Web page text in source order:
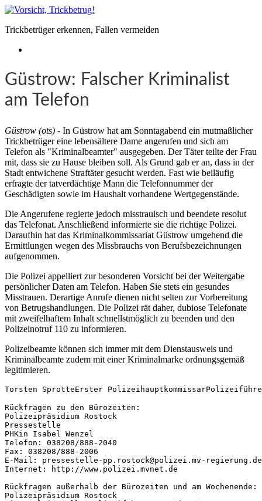
Trickbetrüger erkennen, Fallen vermeiden
Güstrow: Falscher Kriminalist
am Telefon
Güstrow (ots) - In Güstrow hat am Sonntagabend ein mutmaßlicher
Trickbetrüger eine lebensältere Dame angerufen und sich am
Telefon als "Kriminalbeamter" ausgegeben. Der Täter teilte der Frau
mit, dass sie zu Hause bleiben soll. Als Grund gab er an, dass in der
Stadt entwichene Straftäter gesucht werden. Fast wie beiläufig
erfragte der tatverdächtige Mann die Telefonnummer der
Geschädigten sowie im Haushalt vorhandene Wertgegenstände.
Die Angerufene regierte jedoch misstrauisch und beendete resolut
das Telefonat. Anschließend informierte sie die richtige Polizei.
Daraufhin hat das Kriminalkommissariat Güstrow umgehend die
Ermittlungen wegen des Missbrauchs von Berufsbezeichnungen
aufgenommen.
Die Polizei appelliert zur besonderen Vorsicht bei der Weitergabe
persönlicher Daten am Telefon. Haben Sie stets ein gesundes
Misstrauen. Derartige Anrufe dienen nicht selten zur Vorbereitung
von Betrugshandlungen. Die Polizei rät daher, dubiose Telefonate
mit zweifelhaftem Inhalt schnellstmöglich zu beenden und den
Polizeinotruf 110 zu informieren.
Polizeibeamte können sich immer mit dem Dienstausweis und
Kriminalbeamte zudem mit einer Kriminalmarke ordnungsgemäß
legitimieren.
Torsten SprotteErster
Rückfragen zu den Bürozeiten:
Polizeipräsidium Rostock
Pressestelle
PHKin Isabel Wenzel
Telefon: 038208/888-2040
Fax: 038208/888-2006
E-Mail: pressestelle-pp.rostock@polizei.mv-regierung.de
Internet: http://www.polizei.mvnet.de
Rückfragen außerhalb der Bürozeiten und am Wochenende:
Polizeipräsidium Rostock